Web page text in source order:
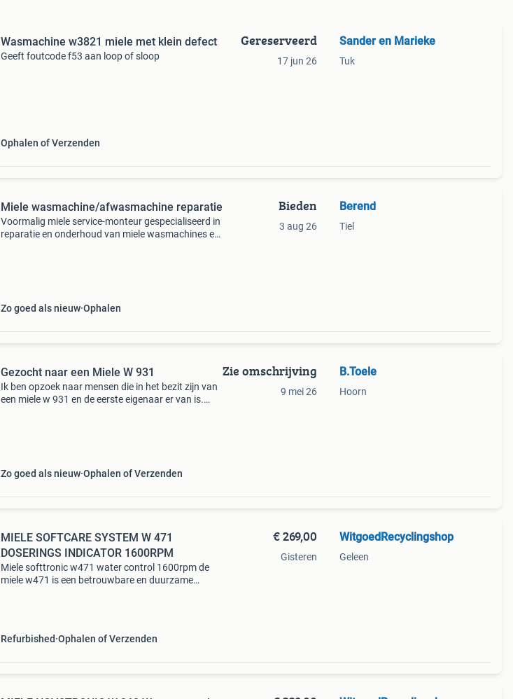
Wasmachine w3821 miele met klein defect
Geeft foutcode f53 aan loop of sloop
Ophalen of Verzenden
Gereserveerd
17 jun 26
Sander en Marieke
Tuk
Miele wasmachine/afwasmachine reparatie
Voormalig miele service-monteur gespecialiseerd in
reparatie en onderhoud van miele wasmachines en
Zo goed als nieuw Ophalen
Bieden
3 aug 26
Berend
Tiel
Gezocht naar een Miele W 931
Ik ben opzoek naar mensen die in het bezit zijn van
een miele w 931 en de eerste eigenaar er van is.
Zo goed als nieuw Ophalen of Verzenden
Zie omschrijving
9 mei 26
B.Toele
Hoorn
MIELE SOFTCARE SYSTEM W 471
DOSERINGS INDICATOR 1600RPM
Miele softtronic w471 water control 1600rpm de
miele w471 is een betrouwbare en duurzame
Refurbished Ophalen of Verzenden
€ 269,00
Gisteren
WitgoedRecyclingshop
Geleen